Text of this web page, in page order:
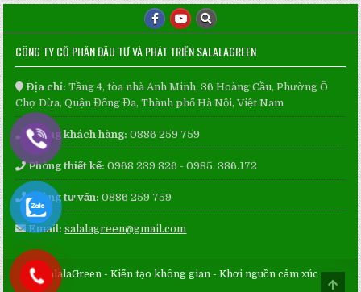
CÔNG TY CỔ PHẦN ĐẦU TƯ VÀ PHÁT TRIỂN SALALAGREEN
Địa chỉ: Tầng 4, tòa nhà Anh Minh, 36 Hoàng Cầu, Phường Ô
Chợ Dừa, Quận Đống Đa, Thành phố Hà Nội, Việt Nam
Phòng khách hàng: 0886 259 759
Phòng thiết kế: 0968 239 826 - 0985. 386.172
Phòng tư vấn: 0886 259 759
Email: salalagreen@gmail.com
SalalaGreen - Kiến tạo không gian - Khơi nguồn cảm xúc